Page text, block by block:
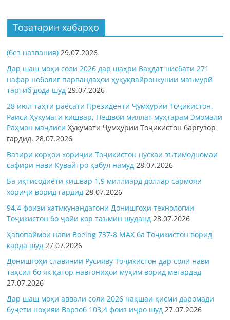
Тозатарин хабарҳо
(без названия) 29.07.2026
Дар шаш моҳи соли 2026 дар шаҳри Ваҳдат нисбати 271
нафар ноболиғ парвандаҳои ҳуқуқвайронкунии маъмурӣ
тартиб дода шуд 29.07.2026
28 июл таҳти раёсати Президенти Ҷумҳурии Тоҷикистон,
Раиси Ҳукумати кишвар, Пешвои миллат муҳтарам Эмомалӣ
Раҳмон маҷлисиҲукумати Ҷумҳурии Тоҷикистон баргузор
гардид.28.07.2026
Вазири корҳои хориҷии Тоҷикистон нусхаи эътимодномаи
сафири нави Кувайтро қабул намуд 28.07.2026
Ба иқтисодиёти кишвар 1,9 миллиард доллар сармояи
хориҷӣ ворид гардид 28.07.2026
94,4 фоизи хатмкунандагони Донишгоҳи технологии
Тоҷикистон бо ҷойи кор таъмин шуданд 28.07.2026
Ҳавопаймои нави Boeing 737-8 MAX ба Тоҷикистон ворид
карда шуд 27.07.2026
Донишгоҳи славянии Русияву Тоҷикистон дар соли нави
таҳсил бо як қатор навгониҳои муҳим ворид мегардад
27.07.2026
Дар шаш моҳи аввали соли 2026 нақшаи қисми даромади
буҷети ноҳияи Варзоб 103,4 фоиз иҷро шуд 27.07.2026